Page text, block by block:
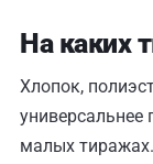
На каких
Хлопок,
малых